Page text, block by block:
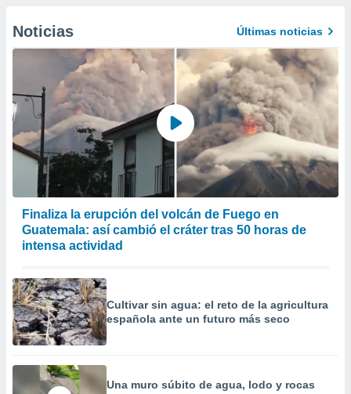
Noticias Últimas noticias
Finaliza la erupción del volcán de Fuego en
Guatemala: así cambió el cráter tras 50 horas de
intensa actividad
Cultivar sin agua: el reto de la agricultura
española ante un futuro más seco
Una muro súbito de agua, lodo y rocas